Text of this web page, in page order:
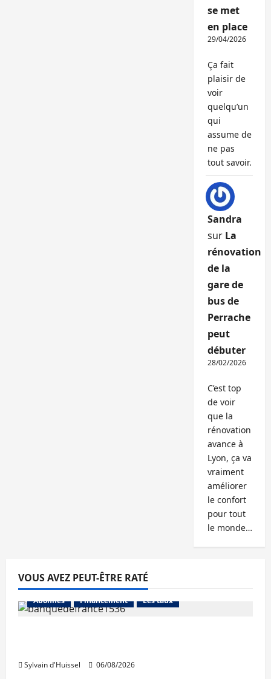
se met
en place
29/04/2026
Ça fait
plaisir de
voir
quelqu’un
qui
assume de
ne pas
tout savoir.
Sandra
sur La
rénovation
de la
gare de
bus de
Perrache
peut
débuter
28/02/2026
C’est top
de voir
que la
rénovation
avance à
Lyon, ça va
vraiment
améliorer
le confort
pour tout
le monde…
VOUS AVEZ PEUT-ÊTRE RATÉ
Abonnés Financement Les taux
Sylvain d'Huissel 06/08/2026
Abonnés Financement